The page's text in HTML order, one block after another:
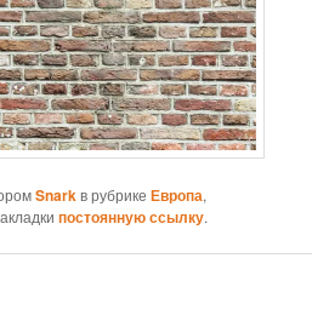
Snark в рубрике Европа,
постоянную ссылку.